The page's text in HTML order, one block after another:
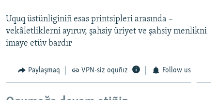
Uquq üstünliginiñ esas printsipleri arasında –
vekâletliklerni ayıruv, şahsiy üriyet ve şahsiy menlikni
imaye etüv bardır
Paylaşmaq VPN-siz oquñız Follow us